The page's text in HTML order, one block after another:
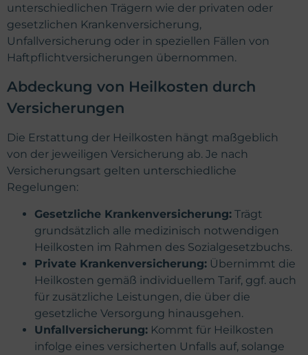
unterschiedlichen Trägern wie der privaten oder
gesetzlichen Krankenversicherung,
Unfallversicherung oder in speziellen Fällen von
Haftpflichtversicherungen übernommen.
Abdeckung von Heilkosten durch
Versicherungen
Die Erstattung der Heilkosten hängt maßgeblich
von der jeweiligen Versicherung ab. Je nach
Versicherungsart gelten unterschiedliche
Regelungen:
Gesetzliche Krankenversicherung: Trägt
grundsätzlich alle medizinisch notwendigen
Heilkosten im Rahmen des Sozialgesetzbuchs.
Private Krankenversicherung: Übernimmt die
Heilkosten gemäß individuellem Tarif, ggf. auch
für zusätzliche Leistungen, die über die
gesetzliche Versorgung hinausgehen.
Unfallversicherung: Kommt für Heilkosten
infolge eines versicherten Unfalls auf, solange